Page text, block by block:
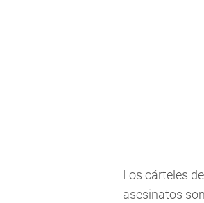
Los cárteles
asesinatos